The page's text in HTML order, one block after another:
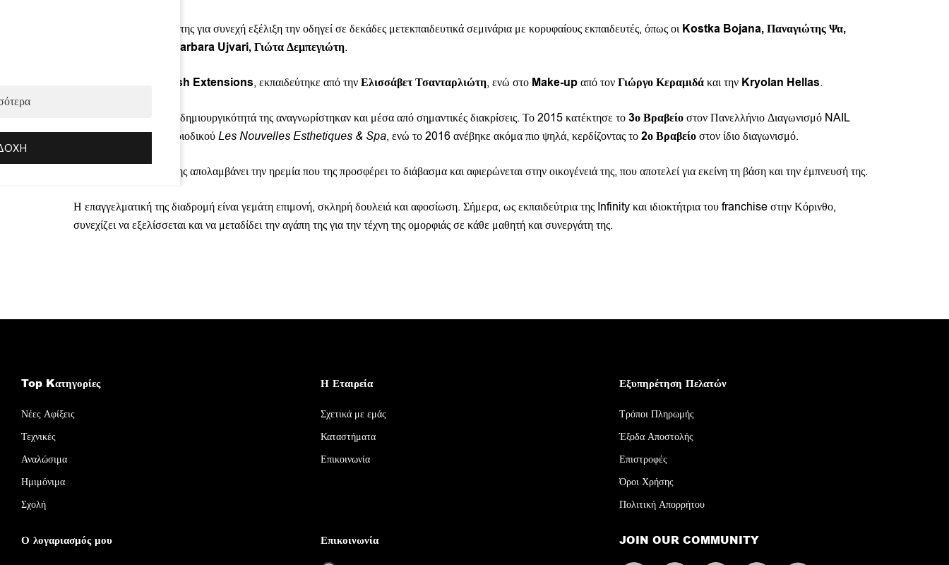
Παράλληλα, η επιμονή της για συνεχή εξέλιξη την οδηγεί σε δεκάδες μετεκπαιδευτικά σεμινάρια με κορυφαίους εκπαιδευτές, όπως οιKostka Bojana, Παναγιώτης Ψα,
Dessi Draganova, Barbara Ujvari, Γιώτα Δεμπεγιώτη.
Eyelash Extensions, εκπαιδεύτηκε από τηνΕλισσάβετ Τσανταρλιώτη, ενώ στο Make-upαπό τονΓιώργο Κεραμιδάκαι την Kryolan Hellas.
Οι δεξιότητές της και η δημιουργικότητά της αναγνωρίστηκαν και μέσα από σημαντικές διακρίσεις. Το 2015 κατέκτησε το3ο Βραβείοστον Πανελλήνιο Διαγωνισμό NAIL
CHIC του διεθνούς περιοδικούLes Nouvelles Esthetiques & Spa, ενώ το 2016 ανέβηκε ακόμα πιο ψηλά, κερδίζοντας το2ο Βραβείοστον ίδιο διαγωνισμό.
Στον ελεύθερο χρόνο της απολαμβάνει την ηρεμία που της προσφέρει το διάβασμα και αφιερώνεται στην οικογένειά της, που αποτελεί για εκείνη τη βάση και την έμπνευσή της.
Η επαγγελματική της διαδρομή είναι γεμάτη επιμονή, σκληρή δουλειά και αφοσίωση. Σήμερα, ως εκπαιδεύτρια της Infinity και ιδιοκτήτρια του franchise στην Κόρινθο,
συνεχίζει να εξελίσσεται και να μεταδίδει την αγάπη της για την τέχνη της ομορφιάς σε κάθε μαθητή και συνεργάτη της.
Top Kατηγορίες
Νέες Αφίξεις
Τεχνικές
Αναλώσιμα
Ημιμόνιμα
Σχολή
Η Εταιρεία
Σχετικά με εμάς
Καταστήματα
Επικοινωνία
Εξυπηρέτηση Πελατών
Τρόποι Πληρωμής
Έξοδα Αποστολής
Επιστροφές
Όροι Χρήσης
Πολιτική Απορρήτου
Ο λογαριασμός μου Επικοινωνία JOIN OUR COMMUNITY